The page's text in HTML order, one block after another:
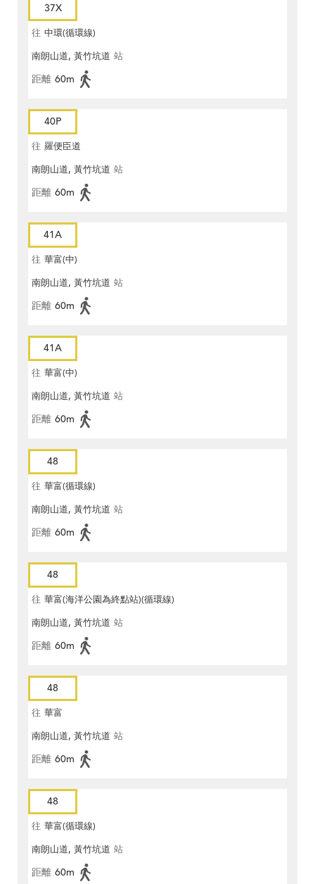
37X
往 中環(循環線)
南朗山道, 黃竹坑道 站
距離 60m
40P
往 羅便臣道
南朗山道, 黃竹坑道 站
距離 60m
41A
往 華富(中)
南朗山道, 黃竹坑道 站
距離 60m
41A
往 華富(中)
南朗山道, 黃竹坑道 站
距離 60m
48
往 華富(循環線)
南朗山道, 黃竹坑道 站
距離 60m
48
往 華富(海洋公園為終點站)(循環線)
南朗山道, 黃竹坑道 站
距離 60m
48
往 華富
南朗山道, 黃竹坑道 站
距離 60m
48
往 華富(循環線)
南朗山道, 黃竹坑道 站
距離 60m